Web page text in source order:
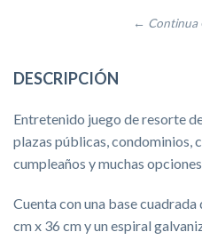
← Continua
DESCRIPCIÓN
Entretenido juego de resorte
plazas públicas, condominios,
cumpleaños y muchas
Cuenta con una base
cm x 36 cm y un espiral